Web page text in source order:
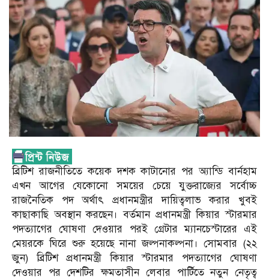
ব্রিটিশ রাজনীতিতে কয়েক দশক কাটানোর পর অ্যান্ডি বার্নহাম
এখন আগের যেকোনো সময়ের চেয়ে যুক্তরাজ্যের সর্বোচ্চ
রাজনৈতিক পদ অর্থাৎ প্রধানমন্ত্রীর দায়িত্বলাভ করার খুবই
কাছাকাছি অবস্থান করছেন। বর্তমান প্রধানমন্ত্রী কিয়ার স্টারমার
পদত্যাগের ঘোষণা দেওয়ার পরই গ্রেটার ম্যানচেস্টারের এই
মেয়রকে ঘিরে শুরু হয়েছে নানা জল্পনাকল্পনা। সোমবার (২২
জুন) ব্রিটিশ প্রধানমন্ত্রী কিয়ার স্টারমার পদত্যাগের ঘোষণা
দেওয়ার পর দেশটির ক্ষমতাসীন লেবার পার্টিতে নতুন নেতৃত্ব